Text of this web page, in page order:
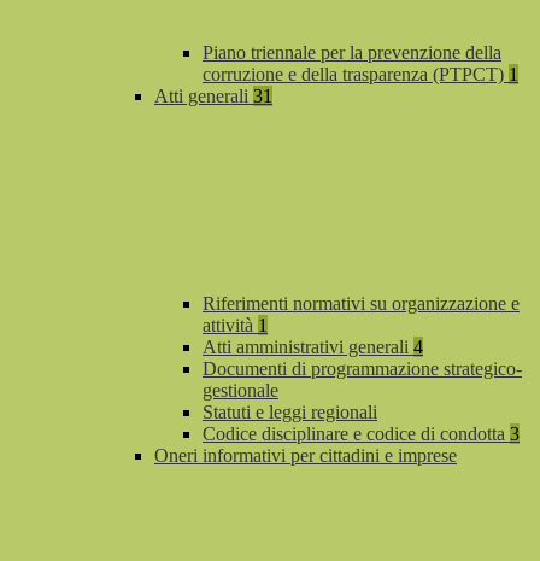
Piano triennale per la prevenzione della
corruzione e della trasparenza (PTPCT) 1
Atti generali 31
Riferimenti normativi su organizzazione e
attività 1
Atti amministrativi generali 4
Documenti di programmazione strategico-
gestionale
Statuti e leggi regionali
Codice disciplinare e codice di condotta 3
Oneri informativi per cittadini e imprese